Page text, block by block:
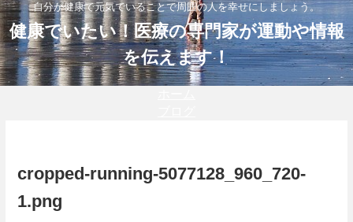
自分が健康で元気でいることで周囲の人を幸せにしましょう。
健康でいたい！医療の専門家が運動や情報
を伝えます！
cropped-running-5077128_960_720-
1.png